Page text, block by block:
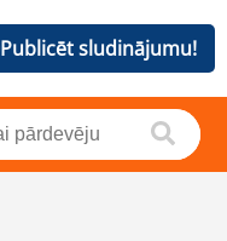
Publicēt sludinājumu!